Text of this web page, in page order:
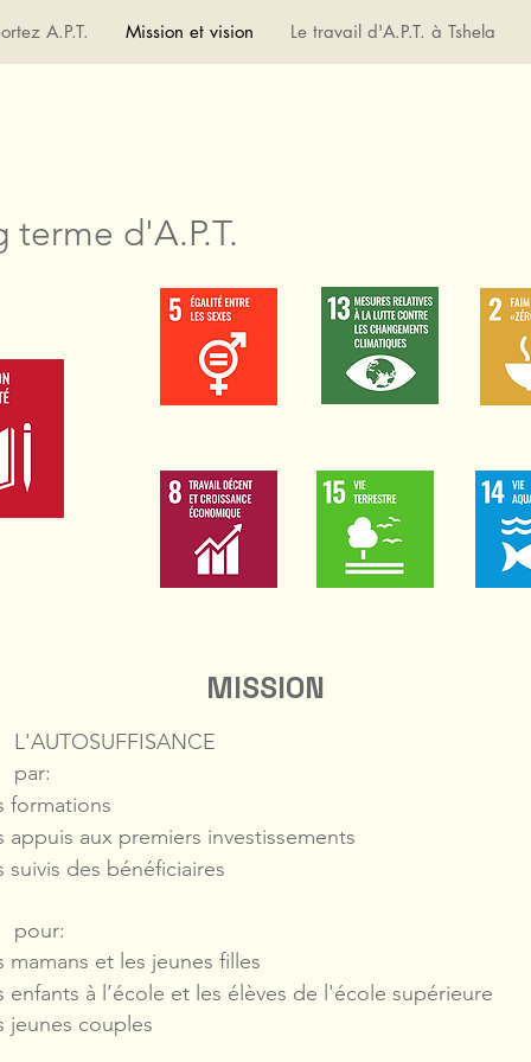
A.P.T. Mission et vision Le travail d'A.P.T. à Tshela
terme d'A.P.T.
MISSION
formations
appuis aux premiers investissements
suivis des bénéficiaires
mamans et les jeunes filles
enfants à l’école et les élèves de l'école supérieure
jeunes couples